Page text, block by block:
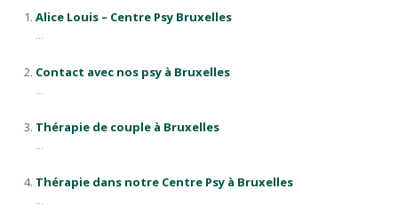
Alice Louis – Centre Psy Bruxelles
...
Contact avec nos psy à Bruxelles
...
Thérapie de couple à Bruxelles
...
Thérapie dans notre Centre Psy à Bruxelles
...